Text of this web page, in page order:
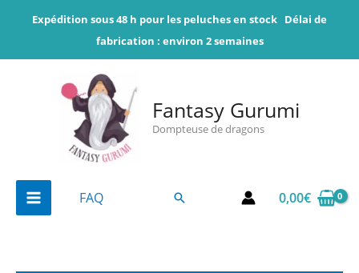
contenu
Expédition sous 48 h pour les peluches en stock Délai de
fabrication : environ 2 semaines
Fantasy Gurumi
Dompteuse de dragons
FAQ Rechercher 0,00€